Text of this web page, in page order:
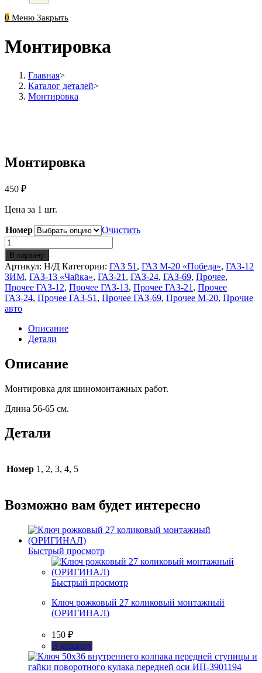
0 Меню Закрыть
Монтировка
Главная>
Каталог деталей>
Монтировка
Монтировка
450 ₽
Цена за 1 шт.
Номер
Очистить
Количество
Монтировка
В корзину
Артикул: Н/Д Категории: ГАЗ 51 , ГАЗ М-20 «Победа», ГАЗ-12
ЗИМ, ГАЗ-13 «Чайка», ГАЗ-21 , ГАЗ-24, ГАЗ-69, Прочее,
Прочее ГАЗ-12, Прочее ГАЗ-13, Прочее ГАЗ-21 , Прочее
ГАЗ-24, Прочее ГАЗ-51 , Прочее ГАЗ-69, Прочее М-20, Прочие
авто
Описание
Детали
Описание
Монтировка для шиномонтажных работ.
Длина 56-65 см.
Детали
Номер 1, 2, 3, 4, 5
Возможно вам будет интересно
Быстрый просмотр
Быстрый просмотр
Ключ рожковый 27 коликовый монтажный
(ОРИГИНАЛ)
150 ₽
В корзину